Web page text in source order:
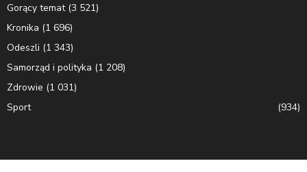
Gorący temat(3 521)
Kronika (1 696)
Odeszli (1 343)
Samorząd i polityka (1 208)
Zdrowie (1 031)
Sport
(934)